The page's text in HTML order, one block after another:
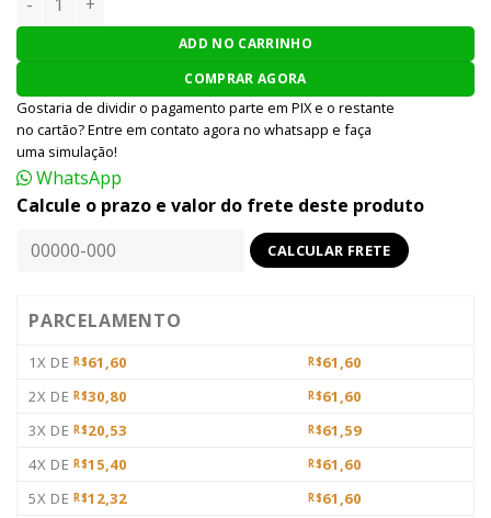
ADD NO CARRINHO
COMPRAR AGORA
Gostaria de dividir o pagamento parte em PIX e o restante
no cartão? Entre em contato agora no whatsapp e faça
uma simulação!
WhatsApp
Calcule o prazo e valor do frete deste produto
PARCELAMENTO
1X DE R$61,60 R$61,60
2X DE R$30,80 R$61,60
3X DE R$20,53 R$61,59
4X DE R$15,40 R$61,60
5X DE R$12,32 R$61,60